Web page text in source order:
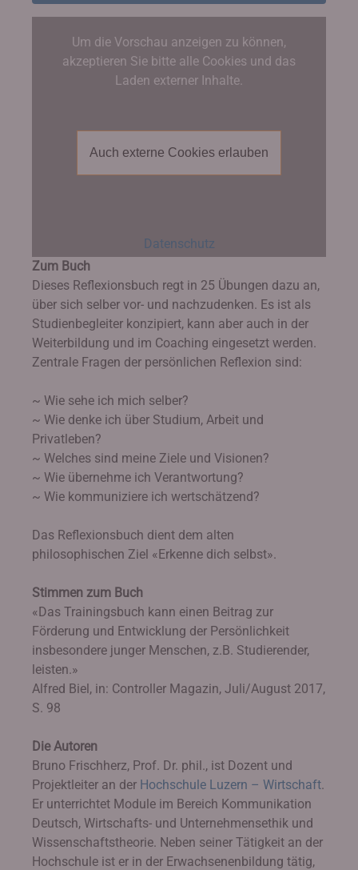
Um die Vorschau anzeigen zu können,
akzeptieren Sie bitte alle Cookies und das
Laden externer Inhalte.
Auch externe Cookies erlauben
Datenschutz
Zum Buch
Dieses Reflexionsbuch regt in 25 Übungen dazu an,
über sich selber vor- und nachzudenken. Es ist als
Studienbegleiter konzipiert, kann aber auch in der
Weiterbildung und im Coaching eingesetzt werden.
Zentrale Fragen der persönlichen Reflexion sind:
~ Wie sehe ich mich selber?
~ Wie denke ich über Studium, Arbeit und
Privatleben?
~ Welches sind meine Ziele und Visionen?
~ Wie übernehme ich Verantwortung?
~ Wie kommuniziere ich wertschätzend?
Das Reflexionsbuch dient dem alten
philosophischen Ziel «Erkenne dich selbst».
Stimmen zum Buch
«Das Trainingsbuch kann einen Beitrag zur
Förderung und Entwicklung der Persönlichkeit
insbesondere junger Menschen, z.B. Studierender,
leisten.»
Alfred Biel, in: Controller Magazin, Juli/August 2017,
S. 98
Die Autoren
Bruno Frischherz, Prof. Dr. phil., ist Dozent und
Projektleiter an der Hochschule Luzern – Wirtschaft.
Er unterrichtet Module im Bereich Kommunikation
Deutsch, Wirtschafts- und Unternehmensethik und
Wissenschaftstheorie. Neben seiner Tätigkeit an der
Hochschule ist er in der Erwachsenenbildung tätig,